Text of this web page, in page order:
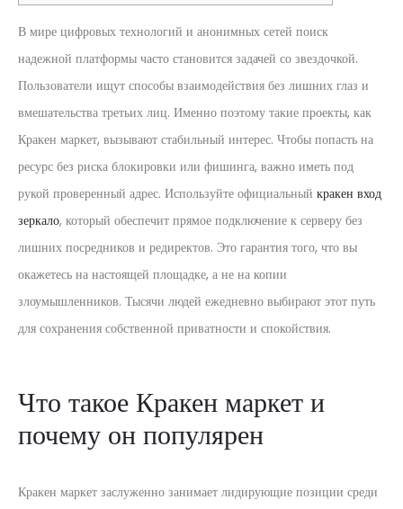
В мире цифровых технологий и анонимных сетей поиск
надежной платформы часто становится задачей со звездочкой.
Пользователи ищут способы взаимодействия без лишних глаз и
вмешательства третьих лиц. Именно поэтому такие проекты, как
Кракен маркет, вызывают стабильный интерес. Чтобы попасть на
ресурс без риска блокировки или фишинга, важно иметь под
рукой проверенный адрес. Используйте официальный кракен вход
зеркало, который обеспечит прямое подключение к серверу без
лишних посредников и редиректов. Это гарантия того, что вы
окажетесь на настоящей площадке, а не на копии
злоумышленников. Тысячи людей ежедневно выбирают этот путь
для сохранения собственной приватности и спокойствия.
Что такое Кракен маркет и
почему он популярен
Кракен маркет заслуженно занимает лидирующие позиции среди